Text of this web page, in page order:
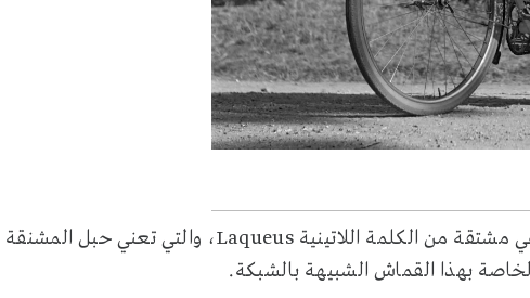
وكلمة “دانتيل” نفسها لها أصل مثير للاهتمام، وهي مشتقة من الكلمة اللاتينية Laqueus، والتي تعني حبل المشنقة
بهذا القماش الشبيهة بالشبكة.